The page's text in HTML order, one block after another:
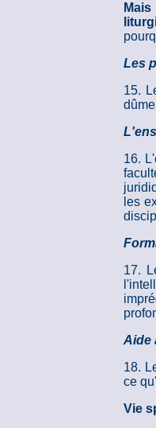
Les
15.
16.
les
17.
Aide
18.
ce
Vie